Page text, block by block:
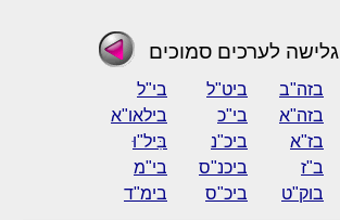
גלישה לערכים סמוכים
בזה"ב ביט"ל
בי"ל
בזה"א בי"כ
בילאו"א
בז"א ביכ"נ
בִּיל"וּ
ב"ז ביכנ"ס
בי"מ
בוק"ט ביכ"ס בימ"ד